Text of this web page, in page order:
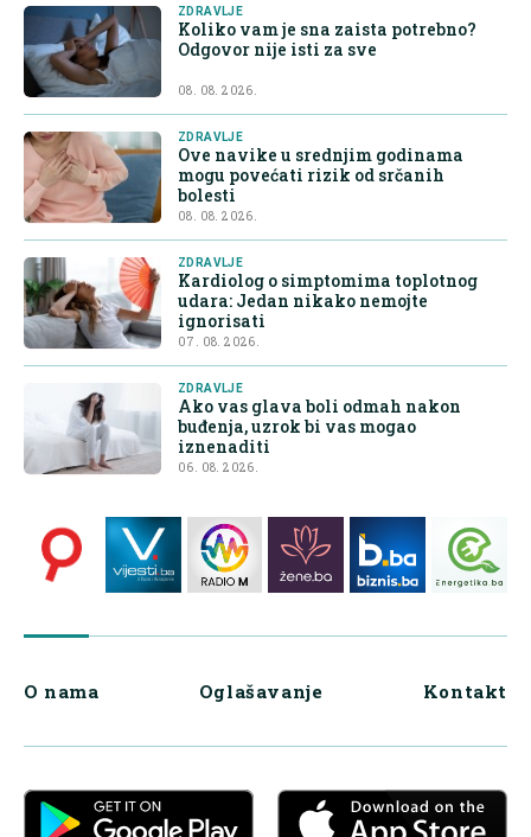
ZDRAVLJE
Koliko vam je sna zaista potrebno?
Odgovor nije isti za sve
08. 08. 2026.
ZDRAVLJE
Ove navike u srednjim godinama
mogu povećati rizik od srčanih
bolesti
08. 08. 2026.
ZDRAVLJE
Kardiolog o simptomima toplotnog
udara: Jedan nikako nemojte
ignorisati
07. 08. 2026.
ZDRAVLJE
Ako vas glava boli odmah nakon
buđenja, uzrok bi vas mogao
iznenaditi
06. 08. 2026.
O nama Oglašavanje Kontakt